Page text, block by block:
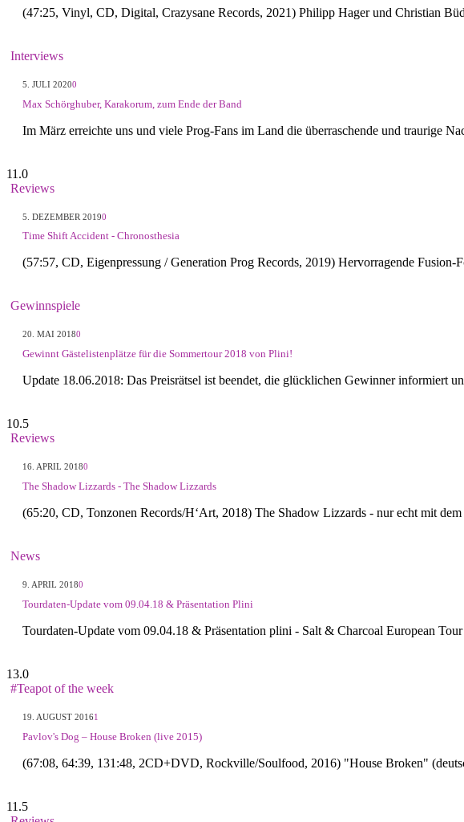
(47:25, Vinyl, CD, Digital, Crazysane Records, 2021) Philipp Hager und Christian
Interviews
5. JULI 20200
Max Schörghuber, Karakorum, zum Ende der Band
Im März erreichte uns und viele Prog-Fans im Land die überraschende und traurige
11.0
Reviews
5. DEZEMBER 20190
Time Shift Accident - Chronosthesia
(57:57, CD, Eigenpressung / Generation Prog Records, 2019) Hervorragende
Gewinnspiele
20. MAI 20180
Gewinnt Gästelistenplätze für die Sommertour 2018 von Plini!
Update 18.06.2018: Das Preisrätsel ist beendet, die glücklichen Gewinner informiert
10.5
Reviews
16. APRIL 20180
The Shadow Lizzards - The Shadow Lizzards
(65:20, CD, Tonzonen Records/H‘Art, 2018) The Shadow Lizzards - nur echt mit
News
9. APRIL 20180
Tourdaten-Update vom 09.04.18 & Präsentation Plini
Tourdaten-Update vom 09.04.18 & Präsentation plini - Salt & Charcoal European
13.0
#Teapot of the week
19. AUGUST 20161
Pavlov's Dog – House Broken (live 2015)
(67:08, 64:39, 131:48, 2CD+DVD, Rockville/Soulfood, 2016) "House Broken"
11.5